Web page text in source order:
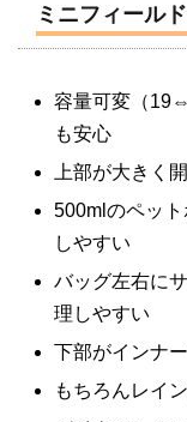
ミニフィール
容量可変（
も安心
上部が大きく
500mlのペッ
しやすい
バッグ左右に
理しやすい
下部がインナ
もちろんレイ